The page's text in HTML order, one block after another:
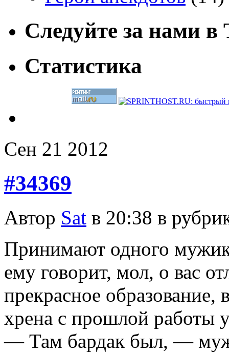
Следуйте за нами
Статистика
Сен 21 2012
#34369
Автор Sat в 20:38 в
Принимают одного
ему говорит, мол, о вас
прекрасное образование,
хрена с прошлой работы
— Там бардак был, —